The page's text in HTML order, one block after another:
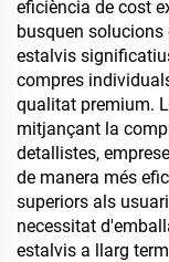
eficiència de cost
busquen
estalvis
compres
qualitat premium.
mitjançant la
detallistes,
de manera més
superiors als
necessitat
estalvis a llarg